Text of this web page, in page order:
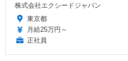
株式会社エクシードジャパン
東京都
月給25万円～
正社員